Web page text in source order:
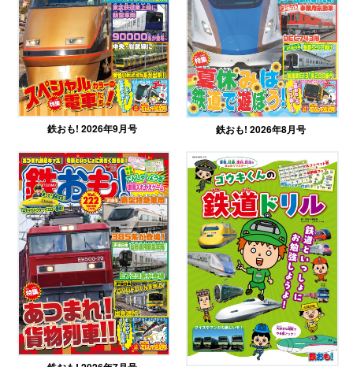
鉄おも! 2026年9月号 鉄おも! 2026年8月号